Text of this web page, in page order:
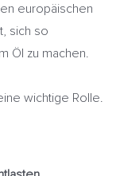
europäischen
sich so
Öl zu machen.
wichtige Rolle.